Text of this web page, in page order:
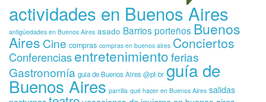
actividades en Buenos Aires
antigüedades en Buenos Aires asado Barrios porteños Buenos
Aires Cine compras compras en buenos aires Conciertos
Conferenciasentretenimientoferias
Gastronomía guia de Buenos Aires @pt-br guía de
Buenos Aires parrilla qué hacer en Buenos Aires salidas